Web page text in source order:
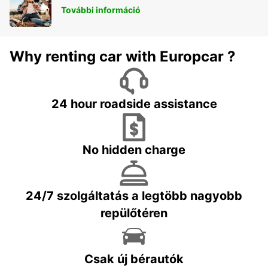
További információ
Why renting car with Europcar ?
24 hour roadside assistance
No hidden charge
24/7 szolgáltatás a legtöbb nagyobb
repülőtéren
Csak új bérautók